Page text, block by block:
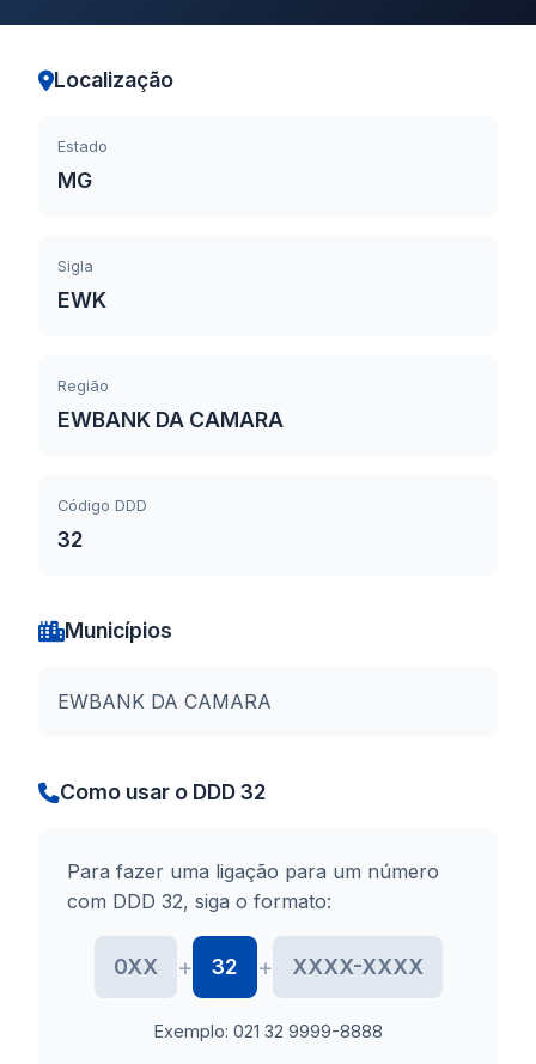
Localização
Estado
MG
Sigla
EWK
Região
EWBANK DA CAMARA
Código DDD
32
Municípios
EWBANK DA CAMARA
Como usar o DDD 32
Para fazer uma ligação para um número
com DDD 32, siga o formato:
0XX + 32 + XXXX-XXXX
Exemplo: 021 32 9999-8888